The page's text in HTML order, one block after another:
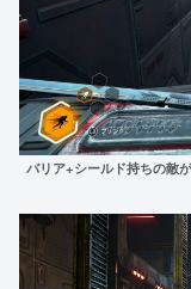
バリア+シールド持ちの敵